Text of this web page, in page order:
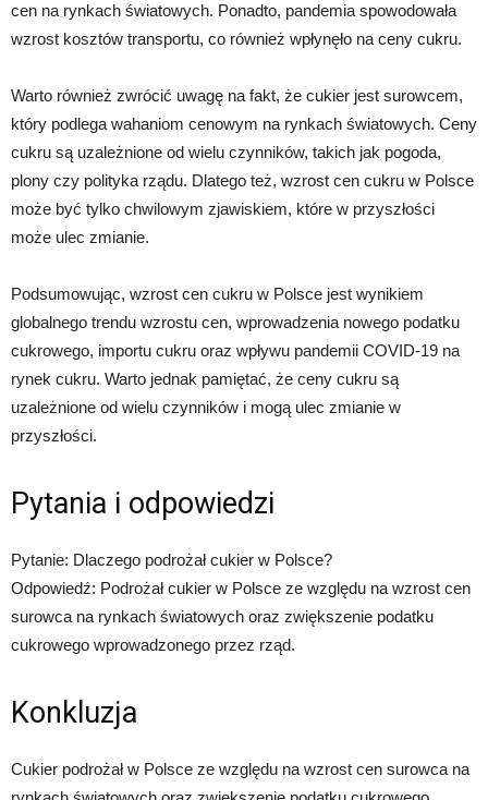
cen na rynkach światowych. Ponadto, pandemia spowodowała
wzrost kosztów transportu, co również wpłynęło na ceny cukru.
Warto również zwrócić uwagę na fakt, że cukier jest surowcem,
który podlega wahaniom cenowym na rynkach światowych. Ceny
cukru są uzależnione od wielu czynników, takich jak pogoda,
plony czy polityka rządu. Dlatego też, wzrost cen cukru w Polsce
może być tylko chwilowym zjawiskiem, które w przyszłości
może ulec zmianie.
Podsumowując, wzrost cen cukru w Polsce jest wynikiem
globalnego trendu wzrostu cen, wprowadzenia nowego podatku
cukrowego, importu cukru oraz wpływu pandemii COVID-19 na
rynek cukru. Warto jednak pamiętać, że ceny cukru są
uzależnione od wielu czynników i mogą ulec zmianie w
przyszłości.
Pytania i odpowiedzi
Pytanie: Dlaczego podrożał cukier w Polsce?
Odpowiedź: Podrożał cukier w Polsce ze względu na wzrost cen
surowca na rynkach światowych oraz zwiększenie podatku
cukrowego wprowadzonego przez rząd.
Konkluzja
Cukier podrożał w Polsce ze względu na wzrost cen surowca na